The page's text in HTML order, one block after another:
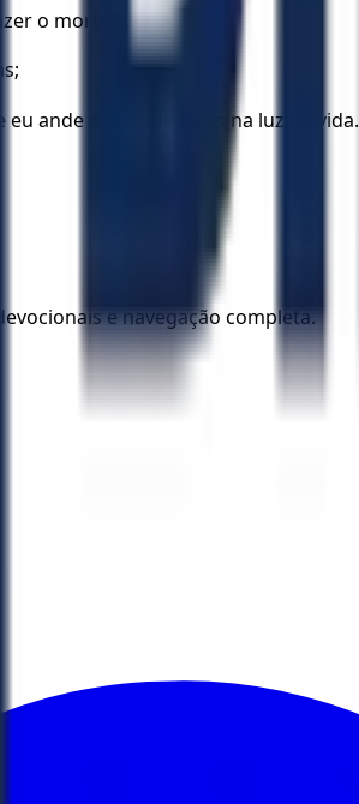
o mortal?
ande diante de Deus na luz da vida.
e navegação completa.